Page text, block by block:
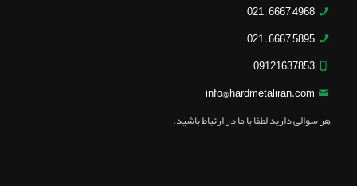
4968 6667 – 021
5895 6667 – 021
09121637853
info@hardmetaliran.com
هر سوالی دارید لطفا با ما در ارتباط باشید.